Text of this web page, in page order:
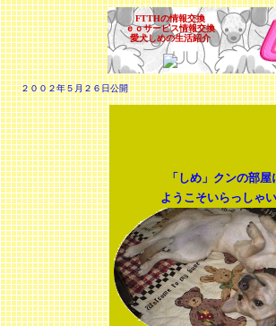
FTTHの情報交換
ｅｏサービス情報交換
愛犬しめの生活紹介
２００２年５月２６日公開
「しめ」クンの部屋
ようこそいらっしゃい